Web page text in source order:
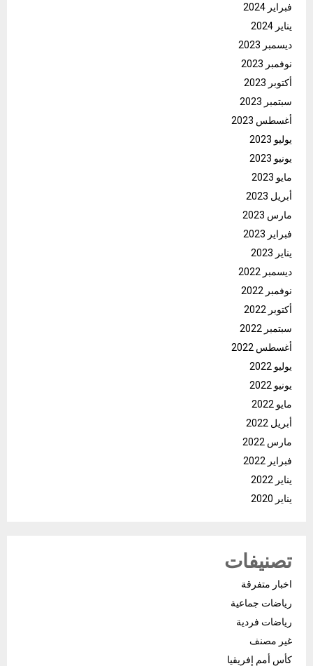
فبراير 2024
يناير 2024
ديسمبر 2023
نوفمبر 2023
أكتوبر 2023
سبتمبر 2023
أغسطس 2023
يوليو 2023
يونيو 2023
مايو 2023
أبريل 2023
مارس 2023
فبراير 2023
يناير 2023
ديسمبر 2022
نوفمبر 2022
أكتوبر 2022
سبتمبر 2022
أغسطس 2022
يوليو 2022
يونيو 2022
مايو 2022
أبريل 2022
مارس 2022
فبراير 2022
يناير 2022
يناير 2020
تصنيفات
اخبار متفرقة
رياضات جماعية
رياضات فردية
غير مصنف
كأس أمم إفريقيا